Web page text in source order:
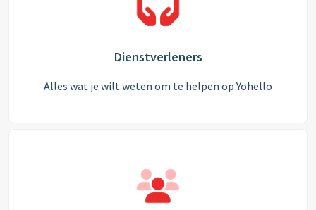
Dienstverleners
Alles wat je wilt weten om te helpen op Yohello